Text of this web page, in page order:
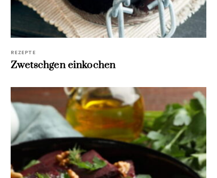
REZEPTE
Zwetschgen einkochen